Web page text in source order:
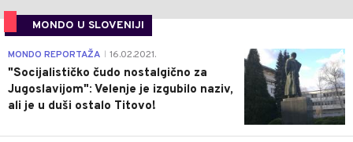
MONDO U SLOVENIJI
4
MONDO REPORTAŽA 16.02.2021.
"Socijalističko čudo nostalgično za
Jugoslavijom": Velenje je izgubilo naziv,
ali je u duši ostalo Titovo!